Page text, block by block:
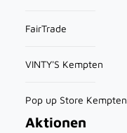
FairTrade
VINTY'S Kempten
Pop up Store Kempten
Aktionen